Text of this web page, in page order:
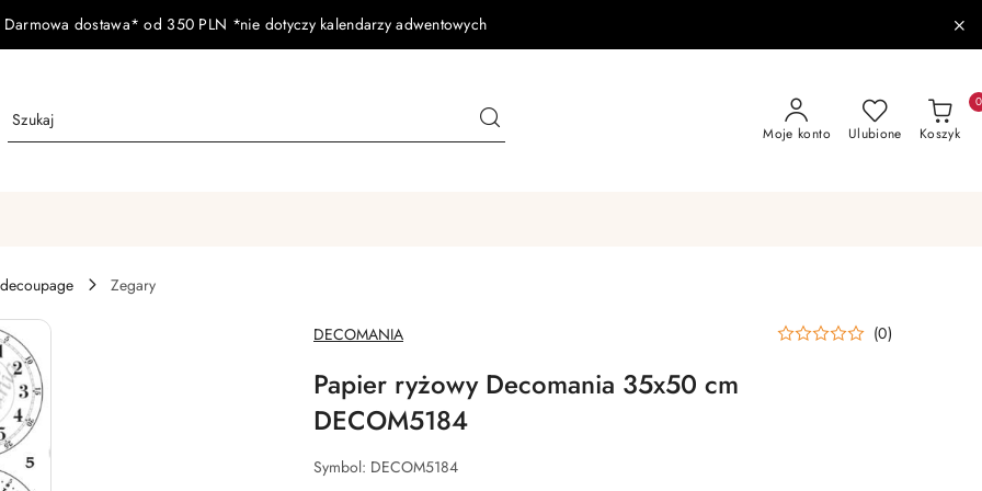
Darmowa dostawa* od 350 PLN *nie dotyczy kalendarzy adwentowych
Moje konto Ulubione Koszyk
0
Zegary
NAZWA
PRODUCENTA:
DECOMANIA (0)
Papier ryżowy Decomania 35x50 cm
DECOM5184
Symbol: DECOM5184